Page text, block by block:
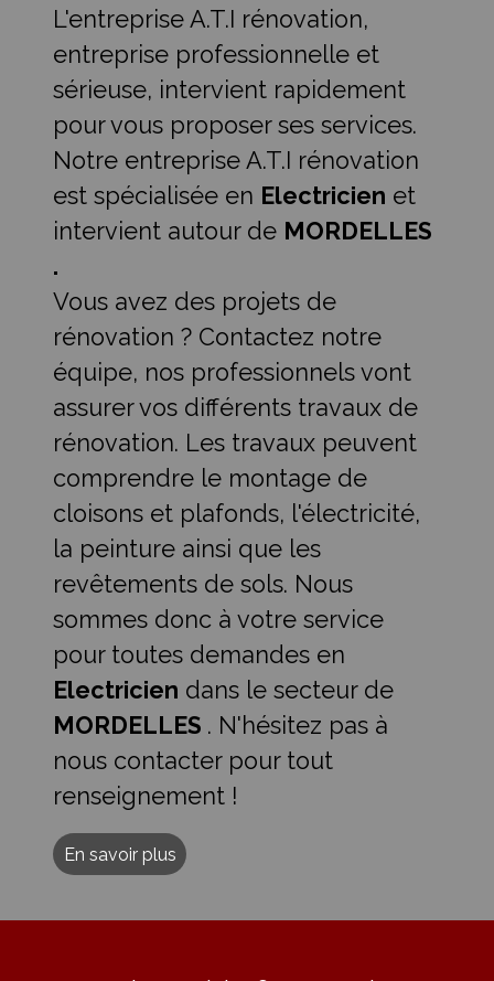
L'entreprise A.T.I rénovation,
entreprise professionnelle et
sérieuse, intervient rapidement
pour vous proposer ses services.
Notre entreprise A.T.I rénovation
est spécialisée en Electricien et
intervient autour de MORDELLES
.
Vous avez des projets de
rénovation ? Contactez notre
équipe, nos professionnels vont
assurer vos différents travaux de
rénovation. Les travaux peuvent
comprendre le montage de
cloisons et plafonds, l'électricité,
la peinture ainsi que les
revêtements de sols. Nous
sommes donc à votre service
pour toutes demandes en
Electricien dans le secteur de
MORDELLES . N'hésitez pas à
nous contacter pour tout
renseignement !
En savoir plus